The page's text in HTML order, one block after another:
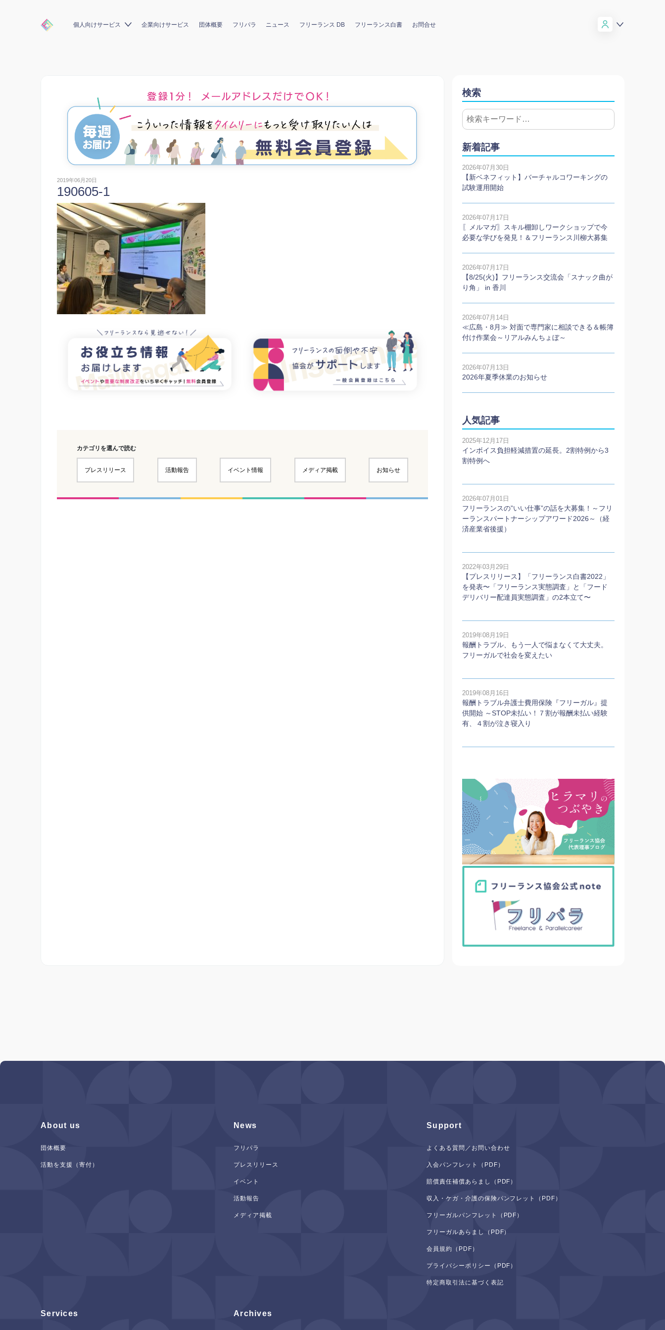
個人向けサービス 企業向けサービス 団体概要 フリパラ ニュース フリーランス DB フリーランス白書 お問合せ
2019年06月20日
190605-1
カテゴリを選んで読む
プレスリリース 活動報告 イベント情報 メディア掲載 お知らせ
検索
新着記事
2026年07月30日
【新ベネフィット】バーチャルコワーキングの
試験運用開始
2026年07月17日
〖メルマガ〗スキル棚卸しワークショップで今
必要な学びを発見！＆フリーランス川柳大募集
2026年07月17日
【8/25(火)】フリーランス交流会「スナック曲が
り角」 in 香川
2026年07月14日
≪広島・8月≫ 対面で専門家に相談できる＆帳簿
付け作業会～リアルみんちょぼ～
2026年07月13日
2026年夏季休業のお知らせ
人気記事
2025年12月17日
インボイス負担軽減措置の延長。2割特例から3
割特例へ
2026年07月01日
フリーランスの”いい仕事”の話を大募集！～フリ
ーランスパートナーシップアワード2026～（経
済産業省後援）
2022年03月29日
【プレスリリース】「フリーランス白書2022」
を発表〜「フリーランス実態調査」と「フード
デリバリー配達員実態調査」の2本⽴て〜
2019年08月19日
報酬トラブル、もう一人で悩まなくて大丈夫。
フリーガルで社会を変えたい
2019年08月16日
報酬トラブル弁護士費用保険『フリーガル』提
供開始 ～STOP未払い！７割が報酬未払い経験
有、４割が泣き寝入り
About us
団体概要
活動を支援（寄付）
News
フリパラ
プレスリリース
イベント
活動報告
メディア掲載
Support
よくある質問／お問い合わせ
入会パンフレット（PDF）
賠償責任補償あらまし（PDF）
収入・ケガ・介護の保険パンフレット（PDF）
フリーガルパンフレット（PDF）
フリーガルあらまし（PDF）
会員規約（PDF）
プライバシーポリシー（PDF）
特定商取引法に基づく表記
Services Archives